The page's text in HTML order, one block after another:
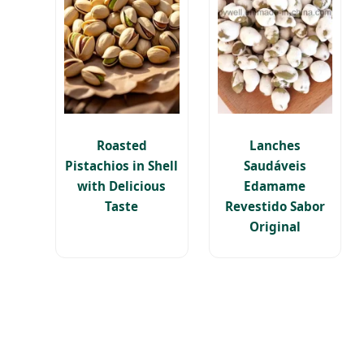
Roasted
Pistachios in Shell
with Delicious
Taste
Lanches
Saudáveis
Edamame
Revestido Sabor
Original